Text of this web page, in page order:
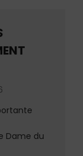
Dame du